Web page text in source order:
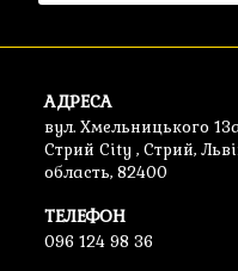
АДРЕСА
вул. Хмельницького
Стрий City , Стрий,
область, 82400
ТЕЛЕФОН
096 124 98 36